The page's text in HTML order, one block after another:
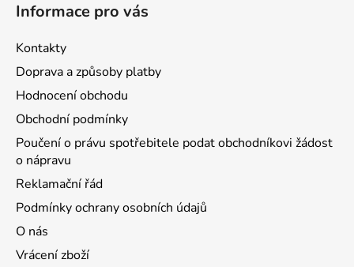
Informace pro vás
Kontakty
Doprava a způsoby platby
Hodnocení obchodu
Obchodní podmínky
Poučení o právu spotřebitele podat obchodníkovi žádost
o nápravu
Reklamační řád
Podmínky ochrany osobních údajů
O nás
Vrácení zboží